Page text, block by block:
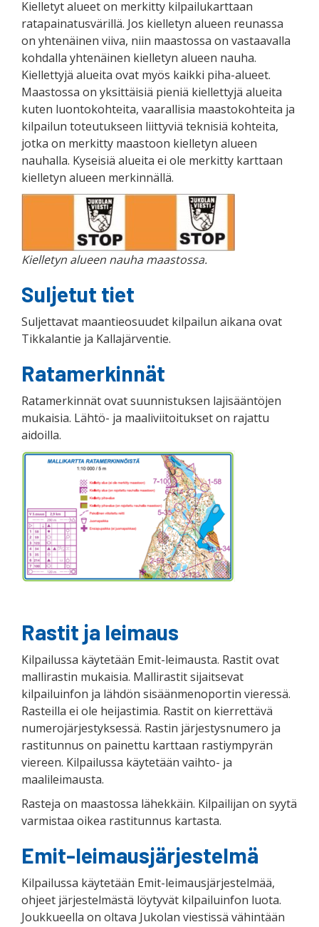
Kielletyt alueet on merkitty kilpailukarttaan
ratapainatusvärillä. Jos kielletyn alueen reunassa
on yhtenäinen viiva, niin maastossa on vastaavalla
kohdalla yhtenäinen kielletyn alueen nauha.
Kiellettyjä alueita ovat myös kaikki piha-alueet.
Maastossa on yksittäisiä pieniä kiellettyjä alueita
kuten luontokohteita, vaarallisia maastokohteita ja
kilpailun toteutukseen liittyviä teknisiä kohteita,
jotka on merkitty maastoon kielletyn alueen
nauhalla. Kyseisiä alueita ei ole merkitty karttaan
kielletyn alueen merkinnällä.
Kielletyn alueen nauha maastossa.
Suljetut tiet
Suljettavat maantieosuudet kilpailun aikana ovat
Tikkalantie ja Kallajärventie.
Ratamerkinnät
Ratamerkinnät ovat suunnistuksen lajisääntöjen
mukaisia. Lähtö- ja maaliviitoitukset on rajattu
aidoilla.
Rastit ja leimaus
Kilpailussa käytetään Emit-leimausta. Rastit ovat
mallirastin mukaisia. Mallirastit sijaitsevat
kilpailuinfon ja lähdön sisäänmenoportin vieressä.
Rasteilla ei ole heijastimia. Rastit on kierrettävä
numerojärjestyksessä. Rastin järjestysnumero ja
rastitunnus on painettu karttaan rastiympyrän
viereen. Kilpailussa käytetään vaihto- ja
maalileimausta.
Rasteja on maastossa lähekkäin. Kilpailijan on syytä
varmistaa oikea rastitunnus kartasta.
Emit-leimausjärjestelmä
Kilpailussa käytetään Emit-leimausjärjestelmää,
ohjeet järjestelmästä löytyvät kilpailuinfon luota.
Joukkueella on oltava Jukolan viestissä vähintään